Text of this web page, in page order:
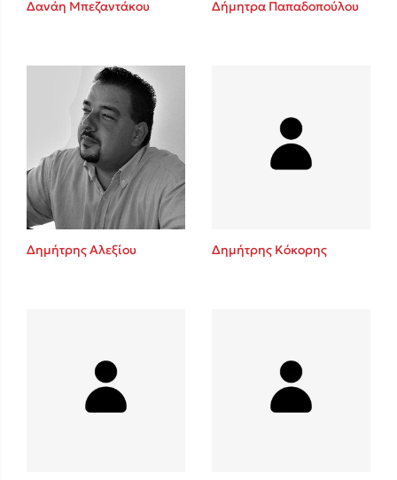
Sebastian Fitzek
Playlist
Δανάη Μπεζαντάκου Δήμητρα Παπαδοπούλου
Δημήτρης Αλεξίου Δημήτρης Κόκορης